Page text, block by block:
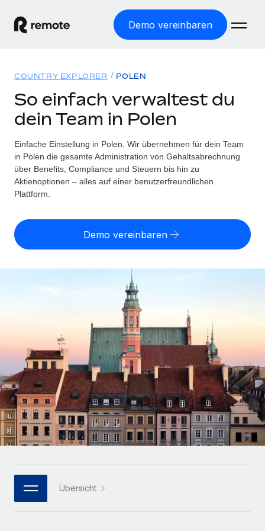
Demo vereinbaren
WELTWEITE BESCHÄFTIGUNG
Globale Payroll
Einfache, rechtssicher Payroll
Employer of Record
Weltweites Wachstum ohne Kosten für Niederlassungen
Contractor of Record
Rechtssichere, weltweite Arbeit mit Freelancer:innen
Globales Onboarding und Verwalten von
Auslagern von komplexen HR-Aufgaben
INFRASTRUKTUR
Remote Embedded
Nahtlose Integration der HR in bestehende Abläufe
Plattform
Integrierte HR-Kernfunktionen für dein Team
MCP
Integrationen
Lösungen
WELTWEITE ABDECKUNG
Country Explorer
Länderspezifische Unterstützung bei der Einstellung
Einfache Einstellung in allen US-Bundesstaaten
Agile HR- und Payroll-Lösungen für wachsende
Unternehmen
Mittelstand
Maßgeschneiderte HR-Lösungen, um Teams zu
vergrößern
Enterprise
Globale HR für Konzerne und Großunternehmen
PARTNER WERDEN
Flexible Einbettung von Global-HR-Funktionen in deine
Ressourcen
TOOLS UND RECHNER
Scheinselbstständigkeitsrisiko berechnen
Personalkostenrechner
Gesamtbeschäftigungskosten
Honorarzahlungen berechnen
Informationen zu möglichen Währungen und
Abwicklungsfristen für globale Freelancer:innen
LERNEN MIT REMOTE
Forschung und Leitfäden
Fallstudien
HR-Glossar
Bibliothek für Stellenbeschreibungen
Webinare
Preise
Nederlands
Deutsch
Español
Italiano
Português (Portugal)
한국어
Anmelden
COUNTRY EXPLORER POLEN
So einfach verwaltest du
dein Team in Polen
Einfache Einstellung in Polen. Wir übernehmen für dein Team
in Polen die gesamte Administration von Gehaltsabrechnung
über Benefits, Compliance und Steuern bis hin zu
Aktienoptionen – alles auf einer benutzerfreundlichen
Plattform.
Demo vereinbaren
Übersicht